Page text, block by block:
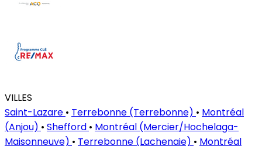
VILLES
Saint-Lazare • Terrebonne (Terrebonne) • Montréal
(Anjou) • Shefford • Montréal (Mercier/Hochelaga-
Maisonneuve) • Terrebonne (Lachenaie) • Montréal